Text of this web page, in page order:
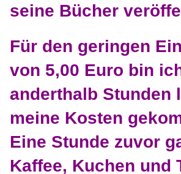
seine Bücher
Für den geringen
von 5,00 Euro bin
anderthalb Stunden
meine Kosten
Eine Stunde zuvor
Kaffee, Kuchen und